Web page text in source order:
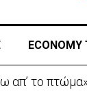
ECONOMY
προς